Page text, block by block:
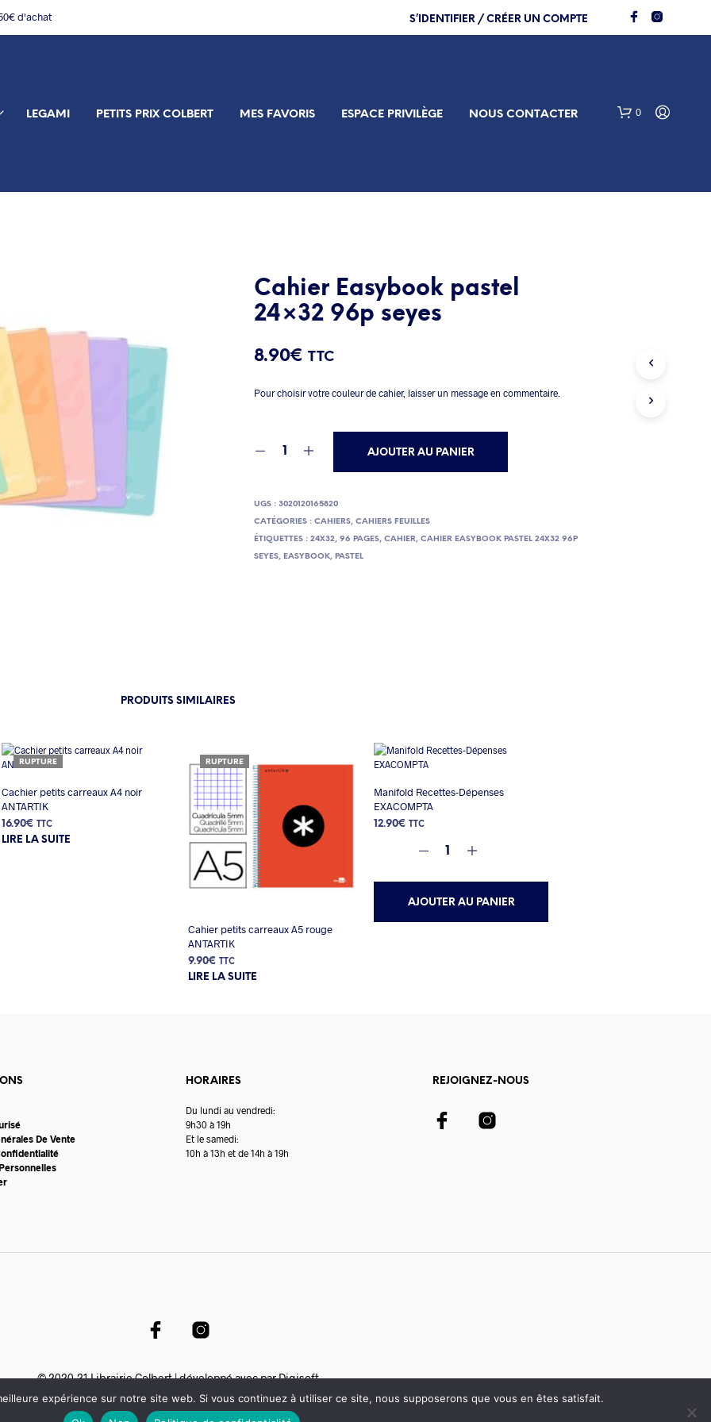
d'achat S’IDENTIFIER / CRÉER UN COMPTE
LEGAMI PETITS PRIX COLBERT MES FAVORIS ESPACE PRIVILÈGE NOUS CONTACTER 0
Cahier Easybook pastel
24×32 96p seyes
8.90€ TTC
Pour choisir votre couleur de cahier, laisser un message en commentaire.
AJOUTER AU PANIER
UGS :3020120165820
CATÉGORIES :CAHIERS,CAHIERS FEUILLES
ÉTIQUETTES :24X32,96 PAGES,CAHIER,CAHIER EASYBOOK PASTEL 24X32 96P
SEYES, EASYBOOK, PASTEL
PRODUITS SIMILAIRES
RUPTURE
Cachier petits carreaux A4 noir
ANTARTIK
16.90€ TTC
LIRE LA SUITE
RUPTURE
Cahier petits carreaux A5 rouge
ANTARTIK
9.90€ TTC
LIRE LA SUITE
Manifold Recettes-Dépenses
EXACOMPTA
12.90€ TTC
AJOUTER AU PANIER
De Vente
HORAIRES
Du lundi au vendredi:
9h30 à 19h
Et le samedi:
10h à 13h et de 14h à 19h
REJOIGNEZ-NOUS
© 2020-21 Librairie Colbert | développé avec parDigisoft
expérience sur notre site web. Si vous continuez à utiliser ce site, nous supposerons que vous en êtes satisfait.